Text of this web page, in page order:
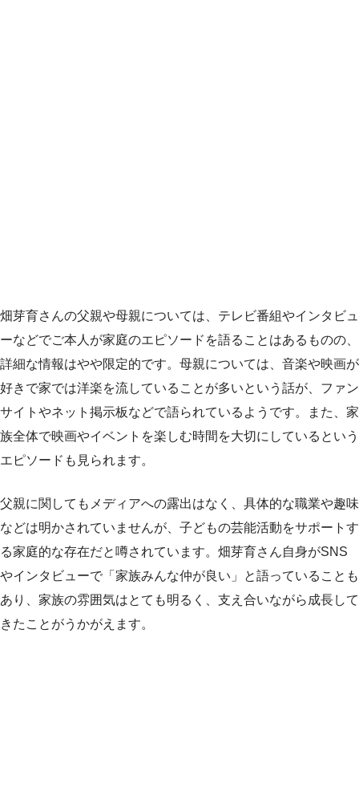
畑芽育さんの父親や母親については、テレビ番組やインタビュ
ーなどでご本人が家庭のエピソードを語ることはあるものの、
詳細な情報はやや限定的です。母親については、音楽や映画が
好きで家では洋楽を流していることが多いという話が、ファン
サイトやネット掲示板などで語られているようです。また、家
族全体で映画やイベントを楽しむ時間を大切にしているという
エピソードも見られます。
父親に関してもメディアへの露出はなく、具体的な職業や趣味
などは明かされていませんが、子どもの芸能活動をサポートす
る家庭的な存在だと噂されています。畑芽育さん自身がSNS
やインタビューで「家族みんな仲が良い」と語っていることも
あり、家族の雰囲気はとても明るく、支え合いながら成長して
きたことがうかがえます。